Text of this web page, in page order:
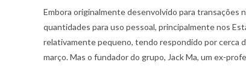
Embora originalmente desenvolvido para transações
quantidades para uso pessoal, principalmente nos
relativamente pequeno, tendo respondido por cerca
março. Mas o fundador do grupo, Jack Ma, um ex-